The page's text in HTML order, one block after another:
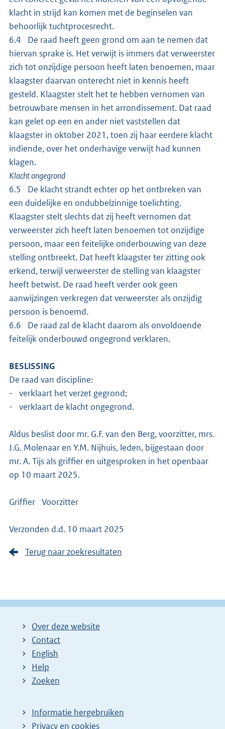
klacht in strijd kan komen met de beginselen van
behoorlijk tuchtprocesrecht.
6.4 De raad heeft geen grond om aan te nemen dat
hiervan sprake is. Het verwijt is immers dat verweerster
zich tot onzijdige persoon heeft laten benoemen, maar
klaagster daarvan onterecht niet in kennis heeft
gesteld. Klaagster stelt het te hebben vernomen van
betrouwbare mensen in het arrondissement. Dat raad
kan gelet op een en ander niet vaststellen dat
klaagster in oktober 2021, toen zij haar eerdere klacht
indiende, over het onderhavige verwijt had kunnen
klagen.
Klacht ongegrond
6.5 De klacht strandt echter op het ontbreken van
een duidelijke en ondubbelzinnige toelichting.
Klaagster stelt slechts dat zij heeft vernomen dat
verweerster zich heeft laten benoemen tot onzijdige
persoon, maar een feitelijke onderbouwing van deze
stelling ontbreekt. Dat heeft klaagster ter zitting ook
erkend, terwijl verweerster de stelling van klaagster
heeft betwist. De raad heeft verder ook geen
aanwijzingen verkregen dat verweerster als onzijdig
persoon is benoemd.
6.6 De raad zal de klacht daarom als onvoldoende
feitelijk onderbouwd ongegrond verklaren.
BESLISSING
De raad van discipline:
- verklaart het verzet gegrond;
- verklaart de klacht ongegrond.
Aldus beslist door mr. G.F. van den Berg, voorzitter, mrs.
J.G. Molenaar en Y.M. Nijhuis, leden, bijgestaan door
mr. A. Tijs als griffier en uitgesproken in het openbaar
op 10 maart 2025.
Griffier Voorzitter
Verzonden d.d. 10 maart 2025
Terug naar zoekresultaten
Over deze website
Contact
English
Help
Zoeken
Informatie hergebruiken
Privacy en cookies